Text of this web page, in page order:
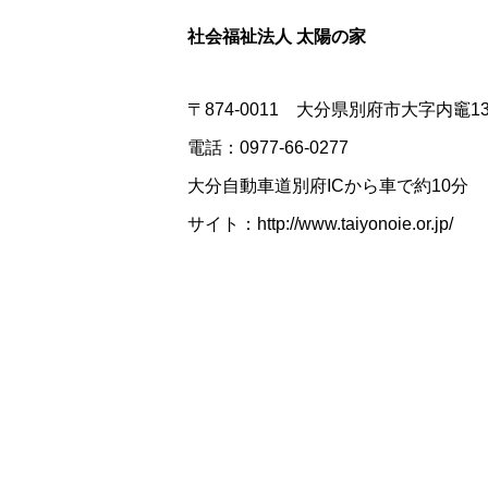
社会福祉法人 太陽の家
〒874-0011 大分県別府市大字内竈
電話：0977-66-0277
大分自動車道別府ICから車で約10分
サイト： http://www.taiyonoie.or.jp/